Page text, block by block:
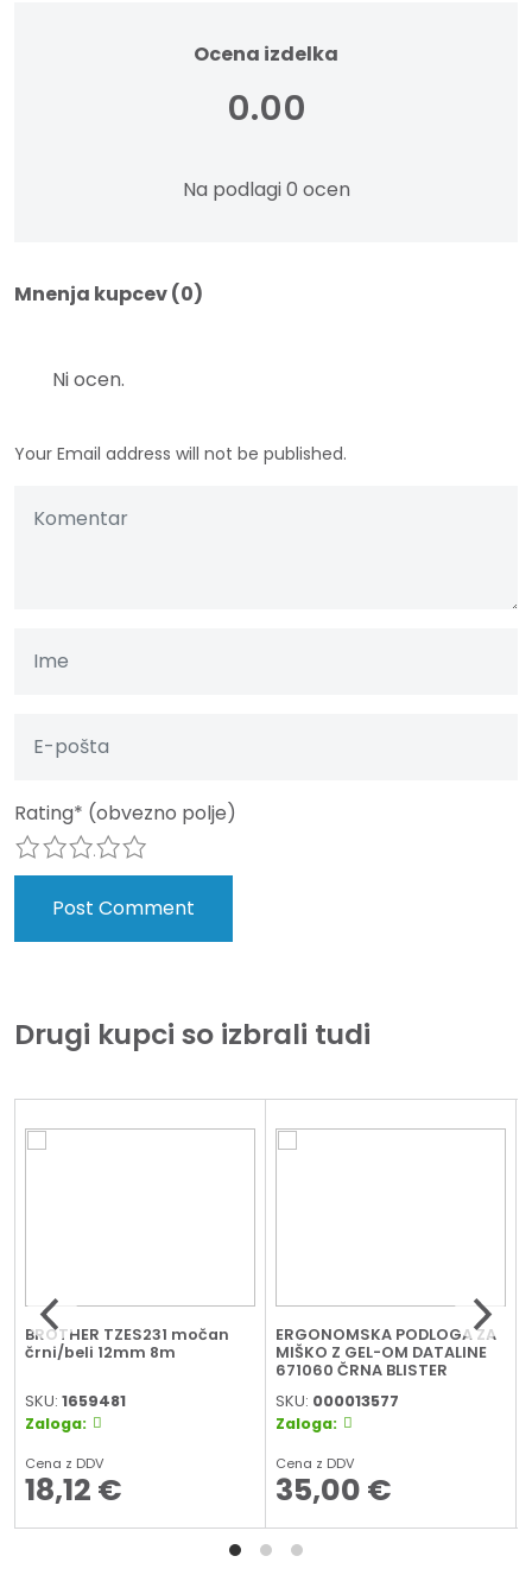
Mnenja kupcev (0)
Ni ocen.
Your Email address will not be published.
Rating* (obvezno polje)
5
4
3
2
Ocena izdelka
0.00
Na podlagi 0 ocen
Drugi kupci so izbrali tudi
BROTHER TZES231 močan
črni/beli 12mm 8m
SKU:1659481
Zaloga:
Cena z DDV
18,12 €
ERGONOMSKA PODLOGA ZA
MIŠKO Z GEL-OM DATALINE
671060 ČRNA BLISTER
SKU: 000013577
Zaloga:
Cena z DDV
35,00 €